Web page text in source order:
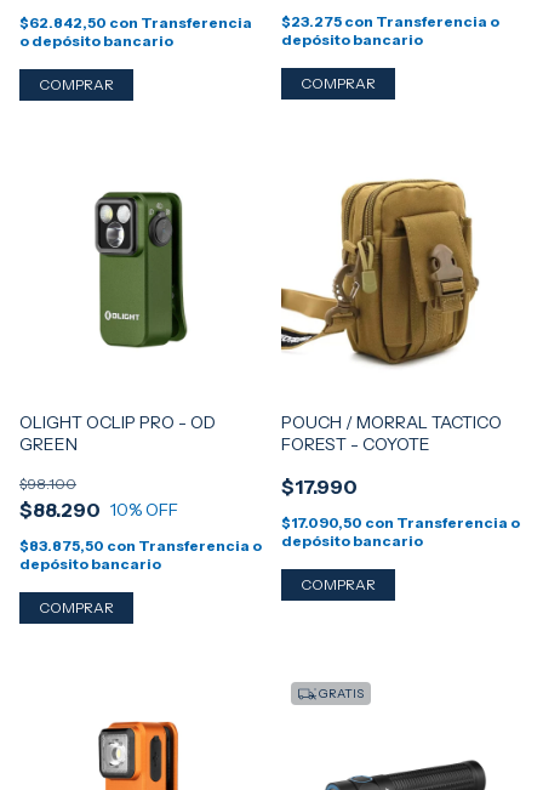
$62.842,50 con Transferencia
o depósito bancario
$23.275 con Transferencia o
depósito bancario
OLIGHT OCLIP PRO - OD
GREEN
$88.290
$98.100
10% OFF
$83.875,50 con Transferencia o
depósito bancario
POUCH / MORRAL TACTICO
FOREST - COYOTE
$17.990
$17.090,50 con Transferencia o
depósito bancario
GRATIS